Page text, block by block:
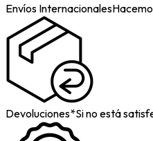
Envíos Internacionales
Devoluciones*Si no está